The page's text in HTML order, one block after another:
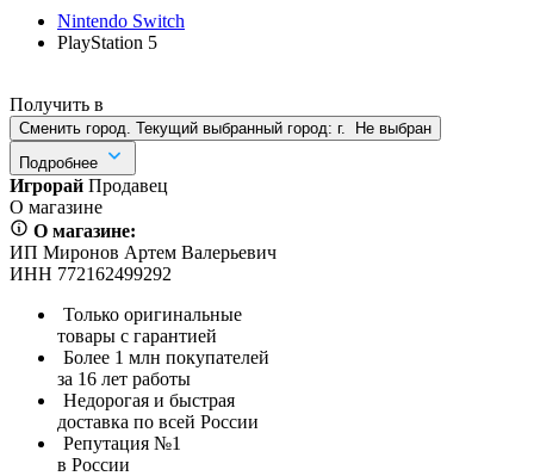
Nintendo Switch
PlayStation 5
Получить в
Сменить город. Текущий выбранный город: г.
Не выбран
Подробнее
Игрорай Продавец
О магазине
О магазине:
ИП Миронов Артем Валерьевич
ИНН 772162499292
Только оригинальные
товары с гарантией
Более 1 млн покупателей
за 16 лет работы
Недорогая и быстрая
доставка по всей России
Репутация №1
в России